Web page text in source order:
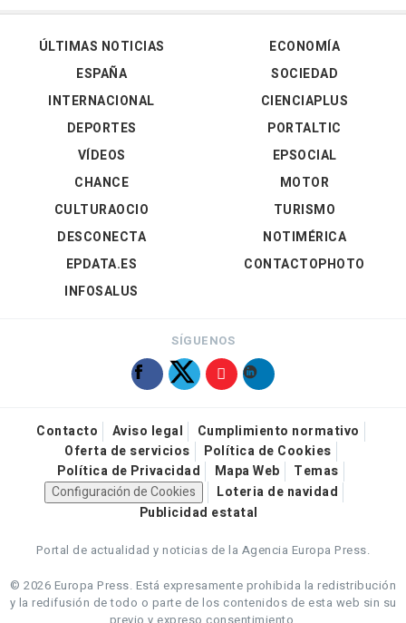
ÚLTIMAS NOTICIAS
ESPAÑA
INTERNACIONAL
DEPORTES
VÍDEOS
ECONOMÍA
SOCIEDAD
CIENCIAPLUS
PORTALTIC
EPSOCIAL
CHANCE
CULTURAOCIO
DESCONECTA
EPDATA.ES
INFOSALUS
MOTOR
TURISMO
NOTIMÉRICA
CONTACTOPHOTO
SÍGUENOS
Contacto Aviso legal
Cumplimiento normativo
Oferta de servicios
Política de Cookies
Política de Privacidad
Mapa Web
Temas
Configuración de Cookies
Loteria de navidad
Publicidad estatal
Portal de actualidad y noticias de la Agencia Europa Press.
© 2026 Europa Press. Está expresamente prohibida la redistribución
y la redifusión de todo o parte de los contenidos de esta web sin su